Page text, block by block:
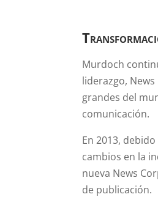
Murdoch
liderazgo,
grandes del
comunicación.
En 2013,
cambios en la
nueva News
de publicación.